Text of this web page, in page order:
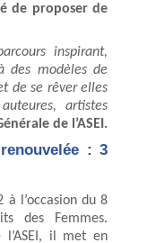
de proposer de
inspirant,
des modèles de
de se rêver elles
artistes
de l’ASEI.
: 3
l’occasion du 8
des Femmes.
l’ASEI, il met en